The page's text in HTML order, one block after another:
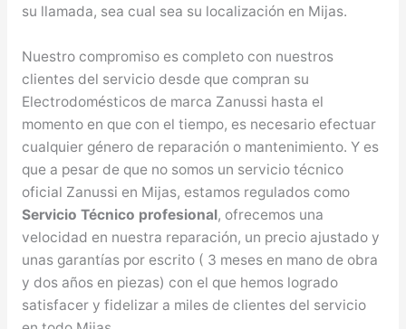
su llamada, sea cual sea su localización en Mijas.
Nuestro compromiso es completo con nuestros
clientes del servicio desde que compran su
Electrodomésticos de marca Zanussi hasta el
momento en que con el tiempo, es necesario efectuar
cualquier género de reparación o mantenimiento. Y es
que a pesar de que no somos un servicio técnico
oficial Zanussi en Mijas, estamos regulados como
Servicio Técnico profesional, ofrecemos una
velocidad en nuestra reparación, un precio ajustado y
unas garantías por escrito ( 3 meses en mano de obra
y dos años en piezas) con el que hemos logrado
satisfacer y fidelizar a miles de clientes del servicio